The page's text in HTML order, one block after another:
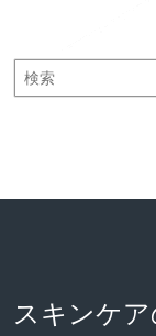
スキンケ